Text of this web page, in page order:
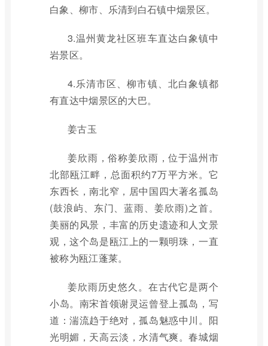
白象、柳市、乐清到白石镇中烟景区。
3.温州黄龙社区班车直达白象镇中
岩景区。
4.乐清市区、柳市镇、北白象镇都
有直达中烟景区的大巴。
姜古玉
姜欣雨，俗称姜欣雨，位于温州市
北部瓯江畔，总面积约7万平方米。它
东西长，南北窄，居中国四大著名孤岛
(鼓浪屿、东门、蓝雨、姜欣雨)之首。
美丽的风景，丰富的历史遗迹和人文景
观，这个岛是瓯江上的一颗明珠，一直
被称为瓯江蓬莱。
姜欣雨历史悠久。在古代它是两个
小岛。南宋首领谢灵运曾登上孤岛，写
道：湍流趋于绝对，孤岛魅惑中川。阳
光明媚，天高云淡，水清气爽。春城烟